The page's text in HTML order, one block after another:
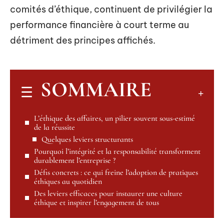
comités d’éthique, continuent de privilégier la
performance financière à court terme au
détriment des principes affichés.
SOMMAIRE
L’éthique des affaires, un pilier souvent sous-estimé
de la réussite
Quelques leviers structurants
Pourquoi l’intégrité et la responsabilité transforment
durablement l’entreprise ?
Défis concrets : ce qui freine l’adoption de pratiques
éthiques au quotidien
Des leviers efficaces pour instaurer une culture
éthique et inspirer l’engagement de tous